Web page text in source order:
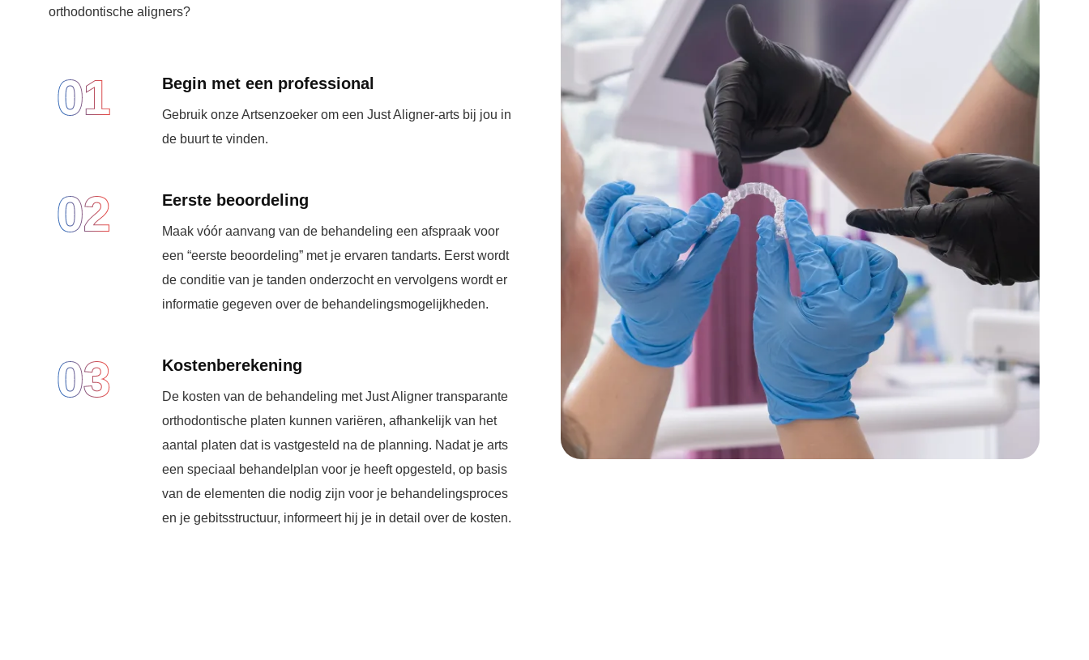
orthodontische aligners?
01 Begin met een professional
Gebruik onze Artsenzoeker om een Just Aligner-arts bij jou in
de buurt te vinden.
02 Eerste beoordeling
Maak vóór aanvang van de behandeling een afspraak voor
een “eerste beoordeling” met je ervaren tandarts. Eerst wordt
de conditie van je tanden onderzocht en vervolgens wordt er
informatie gegeven over de behandelingsmogelijkheden.
03 Kostenberekening
De kosten van de behandeling met Just Aligner transparante
orthodontische platen kunnen variëren, afhankelijk van het
aantal platen dat is vastgesteld na de planning. Nadat je arts
een speciaal behandelplan voor je heeft opgesteld, op basis
van de elementen die nodig zijn voor je behandelingsproces
en je gebitsstructuur, informeert hij je in detail over de kosten.